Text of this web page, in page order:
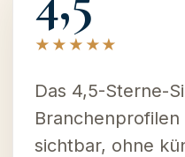
★★★★★
Das 4,5-Sterne-
sichtbar, ohne